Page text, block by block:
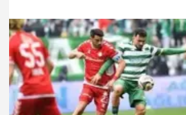
sadece üç puan için değil, gövde
gidiyor.
7.03.2026 Bursa